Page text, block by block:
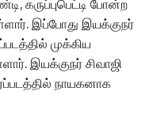
கருப்புபெட்டி போன்ற
இப்போது இயக்குநர்
முக்கிய
இயக்குநர் சிவாஜி
நாயகனாக